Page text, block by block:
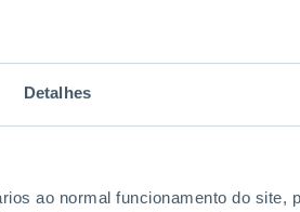
Detalhes
ao normal funcionamento do site,